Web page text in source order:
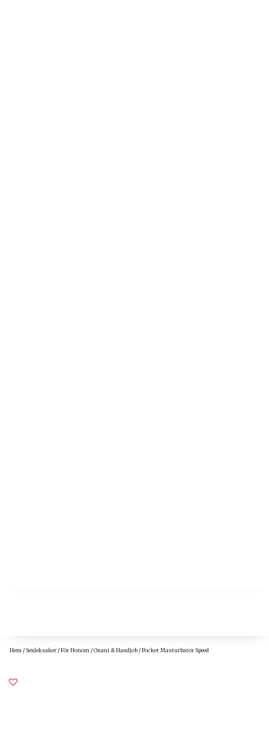
Hem/ Sexleksaker/För Honom/Onani & Handjob/ Pocket Masturbator Speed